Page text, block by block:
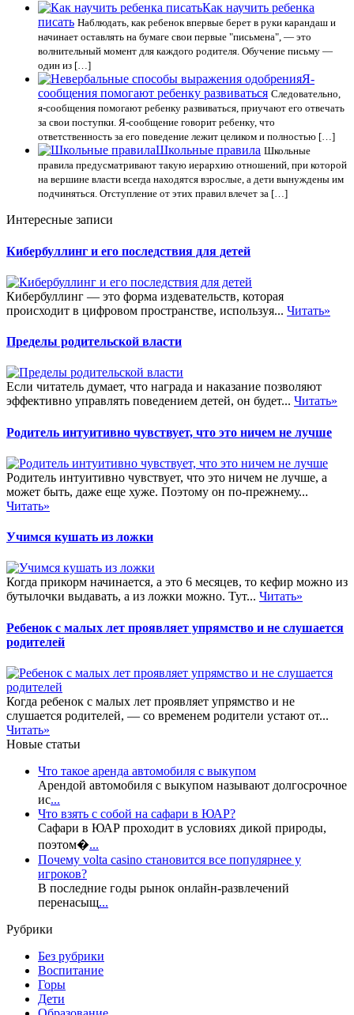
Как научить ребенка
писать Наблюдать, как ребенок впервые берет в руки карандаш и
начинает оставлять на бумаге свои первые "письмена", — это
волнительный момент для каждого родителя. Обучение письму —
один из […]
Я-
сообщения помогают ребенку развиваться Следовательно,
я-сообщения помогают ребенку развиваться, приучают его отвечать
за свои поступки. Я-сообщение говорит ребенку, что
ответственность за его поведение лежит целиком и полностью […]
Школьные правила Школьные
правила предусматривают такую иерархию отношений, при которой
на вершине власти всегда находятся взрослые, а дети вынуждены им
подчиняться. Отступление от этих правил влечет за […]
Интересные записи
Кибербуллинг и его последствия для детей
Кибербуллинг — это форма издевательств, которая
происходит в цифровом пространстве, используя... Читать»
Пределы родительской власти
Если читатель думает, что награда и наказание позволяют
эффективно управлять поведением детей, он будет... Читать»
Родитель интуитивно чувствует, что это ничем не лучше
Родитель интуитивно чувствует, что это ничем не лучше, а
может быть, даже еще хуже. Поэтому он по-прежнему...
Читать»
Учимся кушать из ложки
Когда прикорм начинается, а это 6 месяцев, то кефир можно из
бутылочки выдавать, а из ложки можно. Тут... Читать»
Ребенок с малых лет проявляет упрямство и не слушается
родителей
Когда ребенок с малых лет проявляет упрямство и не
слушается родителей, — со временем родители устают от...
Читать»
Новые статьи
Что такое аренда автомобиля с выкупом
Арендой автомобиля с выкупом называют долгосрочное
ис...
Что взять с собой на сафари в ЮАР?
Сафари в ЮАР проходит в условиях дикой природы,
поэтом�...
Почему volta casino становится все популярнее у
игроков?
В последние годы рынок онлайн-развлечений
перенасыщ...
Рубрики
Без рубрики
Воспитание
Горы
Дети